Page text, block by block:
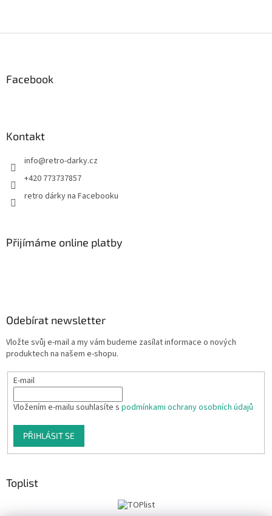
Facebook
Kontakt
info@retro-darky.cz
+420 773737857
retro dárky na Facebooku
Přijímáme online platby
Odebírat newsletter
Vložte svůj e-mail a my vám budeme zasílat informace o nových
produktech na našem e-shopu.
E-mail
Vložením e-mailu souhlasíte s podmínkami ochrany osobních údajů
PŘIHLÁSIT SE
Toplist